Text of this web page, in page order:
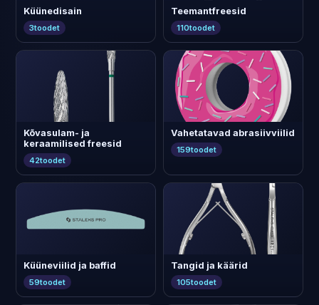
Küünedisain
3toodet
Teemantfreesid
110toodet
Kõvasulam- ja
keraamilised freesid
42toodet
Vahetatavad abrasiivviilid
159toodet
Küüneviilid ja baffid
59toodet
Tangid ja käärid
105toodet